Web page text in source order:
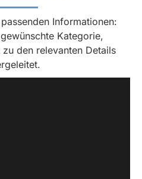
mehr
ere
Schä
empfe
Informationen:
Kategorie,
den relevanten Details